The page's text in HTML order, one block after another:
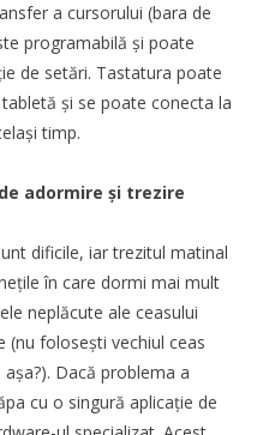
a cursorului (bara de
programabilă și poate
de setări. Tastatura poate
și se poate conecta la
timp.
adormire și trezire
dificile, iar trezitul matinal
în care dormi mai mult
neplăcute ale ceasului
folosești vechiul ceas
Dacă problema a
cu o singură aplicație de